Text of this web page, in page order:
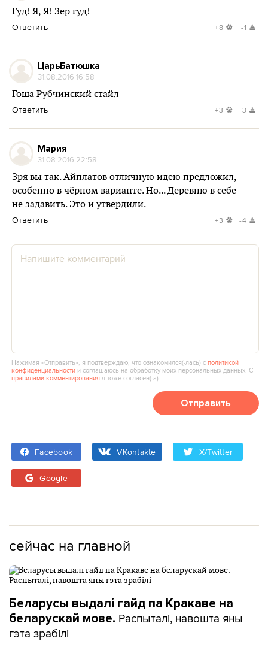
Гуд! Я, Я! Зер гуд!
Ответить +8 -1
ЦарьБатюшка
31.08.2016 16:58
Гоша Рубчинский стайл
Ответить +3 -3
Мария
31.08.2016 22:58
Зря вы так. Айплатов отличную идею предложил,
особенно в чёрном варианте. Но... Деревню в себе
не задавить. Это и утвердили.
Ответить +3 -4
Нажимая «Отправить», я подтверждаю, что ознакомился(‑лась) сполитикой
конфиденциальности и соглашаюсь на обработку моих персональных данных. С
правилами комментирования я тоже согласен(‑а).
Отправить
Facebook VKontakte X/Twitter
Google
сейчас на главной
Беларусы выдалі гайд па Кракаве на
беларускай мове. Распыталі, навошта яны
гэта зрабілі